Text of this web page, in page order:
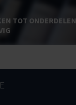
TOT ONDERDELEN